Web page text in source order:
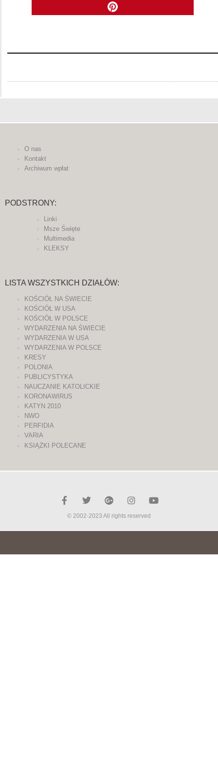
O nas
Kontakt
Archiwum wpłat
PODSTRONY:
Linki
Msze Święte
Multimedia
KLEKSY
LISTA WSZYSTKICH DZIAŁÓW:
KOŚCIÓŁ NA ŚWIECIE
KOŚCIÓŁ W USA
KOŚCIÓŁ W POLSCE
WYDARZENIA NA ŚWIECIE
WYDARZENIA W USA
WYDARZENIA W POLSCE
KRESY
POLONIA
PUBLICYSTYKA
NAUCZANIE KATOLICKIE
KORONAWIRUS
KATYN 2010
NWO
PERFIDIA
VARIA
KSIĄŻKI POLECANE
© 2002-2023 All rights reserved